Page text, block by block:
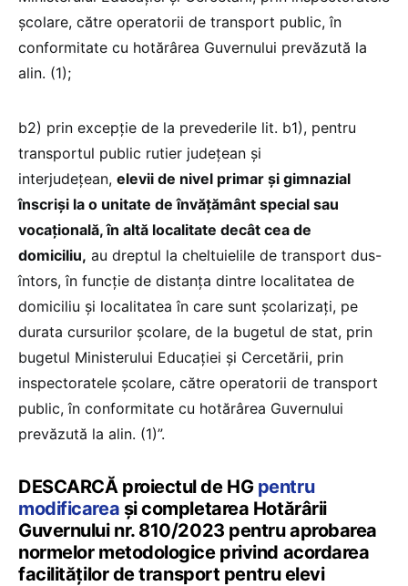
școlare, către operatorii de transport public, în
conformitate cu hotărârea Guvernului prevăzută la
alin. (1);
b2) prin excepție de la prevederile lit. b1), pentru
transportul public rutier județean și
interjudețean, elevii de nivel primar și gimnazial
înscriși la o unitate de învățământ special sau
vocațională, în altă localitate decât cea de
domiciliu, au dreptul la cheltuielile de transport dus-
întors, în funcție de distanța dintre localitatea de
domiciliu și localitatea în care sunt școlarizați, pe
durata cursurilor școlare, de la bugetul de stat, prin
bugetul Ministerului Educației și Cercetării, prin
inspectoratele școlare, către operatorii de transport
public, în conformitate cu hotărârea Guvernului
prevăzută la alin. (1)”.
DESCARCĂ proiectul de HG pentru
modificarea și completarea Hotărârii
Guvernului nr. 810/2023 pentru aprobarea
normelor metodologice privind acordarea
facilităților de transport pentru elevi